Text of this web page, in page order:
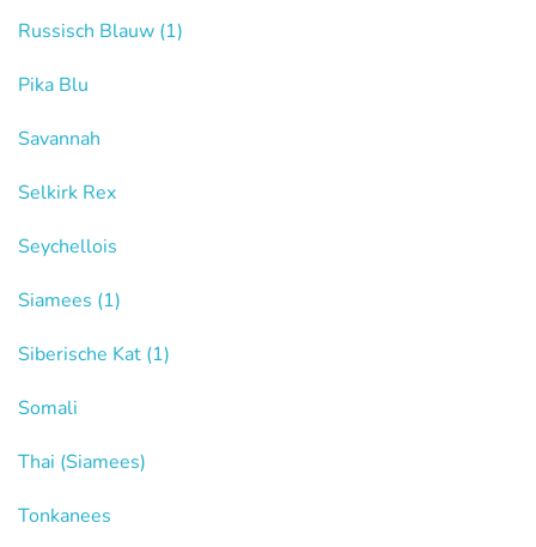
Russisch Blauw (1)
Pika Blu
Savannah
Selkirk Rex
Seychellois
Siamees (1)
Siberische Kat (1)
Somali
Thai (Siamees)
Tonkanees